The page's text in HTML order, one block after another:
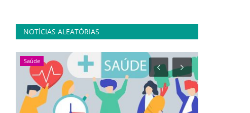
NOTÍCIAS ALEATÓRIAS
Saúde